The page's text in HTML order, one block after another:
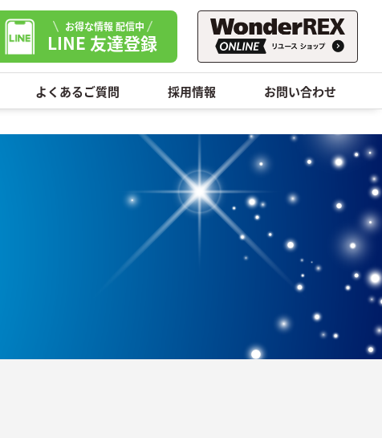
お得な情報 配信中
LINE 友達登録
よくあるご質問 採用情報 お問い合わせ